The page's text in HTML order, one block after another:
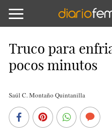
Truco para
pocos minutos
Saúl C. Montaño Quintanilla